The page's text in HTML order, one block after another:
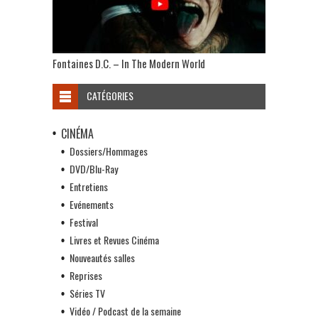
Fontaines D.C. – In The Modern World
CATÉGORIES
CINÉMA
Dossiers/Hommages
DVD/Blu-Ray
Entretiens
Evénements
Festival
Livres et Revues Cinéma
Nouveautés salles
Reprises
Séries TV
Vidéo / Podcast de la semaine